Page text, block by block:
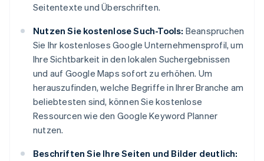
Seitentexte und Überschriften.
Nutzen Sie kostenlose Such-Tools: Beanspruchen
Sie Ihr kostenloses Google Unternehmensprofil, um
Ihre Sichtbarkeit in den lokalen Suchergebnissen
und auf Google Maps sofort zu erhöhen. Um
herauszufinden, welche Begriffe in Ihrer Branche am
beliebtesten sind, können Sie kostenlose
Ressourcen wie den Google Keyword Planner
nutzen.
Beschriften Sie Ihre Seiten und Bilder deutlich: